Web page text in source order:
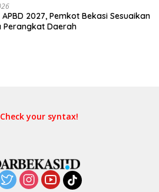
2027, Pemkot Bekasi Sesuaikan
Perangkat Daerah
your syntax!